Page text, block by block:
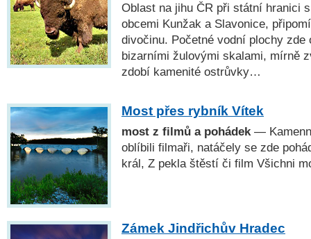
Oblast na jihu ČR při státní hranici
obcemi Kunžak a Slavonice,
divočinu. Početné vodní plochy
bizarními žulovými skalami, mírně
zdobí kamenité ostrůvky…
Most přes rybník Vítek
most z filmů a pohádek —
oblíbili filmaři, natáčely se zde
král, Z pekla štěstí či film Všichni
Zámek Jindřichův Hradec